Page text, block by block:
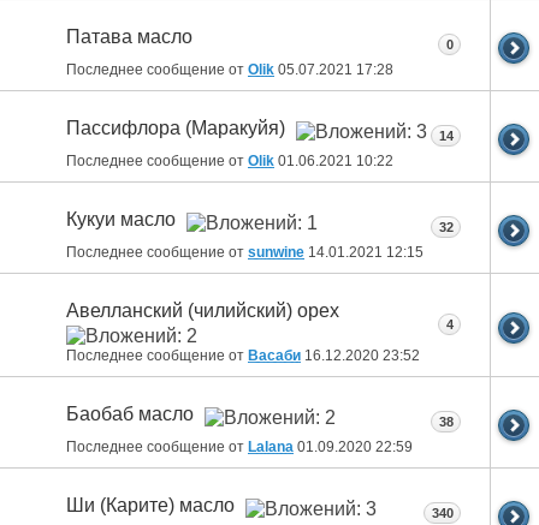
Патава масло
Последнее сообщение от Olik 05.07.2021 17:28
0
Пассифлора (Маракуйя)
Последнее сообщение от Olik 01.06.2021 10:22
14
Кукуи масло
Последнее сообщение от sunwine 14.01.2021 12:15
32
Авелланский (чилийский) орех
Последнее сообщение от Васаби 16.12.2020 23:52
4
Баобаб масло
Последнее сообщение от Lalana 01.09.2020 22:59
38
Ши (Карите) масло 340